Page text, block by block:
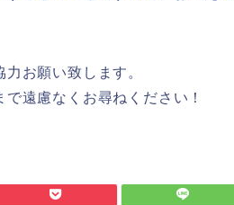
お願い致します。
遠慮なくお尋ねください！